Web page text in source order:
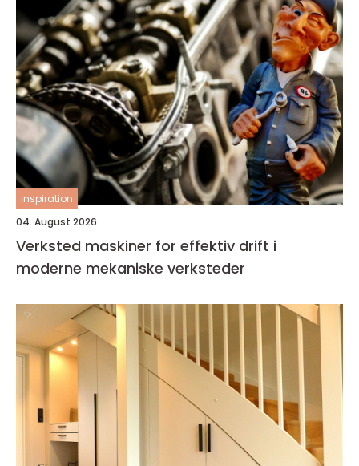
inspiration
04. August 2026
Verksted maskiner for effektiv drift i
moderne mekaniske verksteder